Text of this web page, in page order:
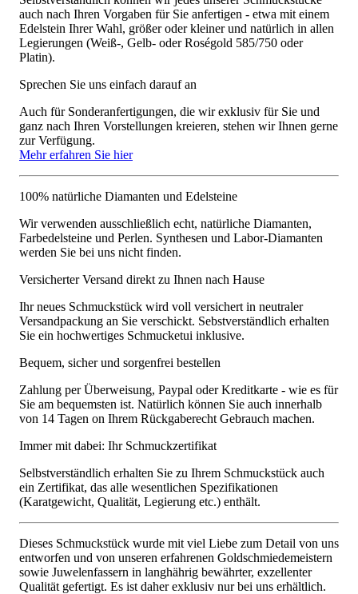
auch nach Ihren Vorgaben für Sie anfertigen - etwa mit einem
Edelstein Ihrer Wahl, größer oder kleiner und natürlich in allen
Legierungen (Weiß-, Gelb- oder Roségold 585/750 oder
Platin).
Sprechen Sie uns einfach darauf an
Auch für Sonderanfertigungen, die wir exklusiv für Sie und
ganz nach Ihren Vorstellungen kreieren, stehen wir Ihnen gerne
zur Verfügung.
Mehr erfahren Sie hier
100% natürliche Diamanten und Edelsteine
Wir verwenden ausschließlich echt, natürliche Diamanten,
Farbedelsteine und Perlen. Synthesen und Labor-Diamanten
werden Sie bei uns nicht finden.
Versicherter Versand direkt zu Ihnen nach Hause
Ihr neues Schmuckstück wird voll versichert in neutraler
Versandpackung an Sie verschickt. Sebstverständlich erhalten
Sie ein hochwertiges Schmucketui inklusive.
Bequem, sicher und sorgenfrei bestellen
Zahlung per Überweisung, Paypal oder Kreditkarte - wie es für
Sie am bequemsten ist. Natürlich können Sie auch innerhalb
von 14 Tagen on Ihrem Rückgaberecht Gebrauch machen.
Immer mit dabei: Ihr Schmuckzertifikat
Selbstverständlich erhalten Sie zu Ihrem Schmuckstück auch
ein Zertifikat, das alle wesentlichen Spezifikationen
(Karatgewicht, Qualität, Legierung etc.) enthält.
Dieses Schmuckstück wurde mit viel Liebe zum Detail von uns
entworfen und von unseren erfahrenen Goldschmiedemeistern
sowie Juwelenfassern in langhährig bewährter, exzellenter
Qualität gefertigt. Es ist daher exklusiv nur bei uns erhältlich.